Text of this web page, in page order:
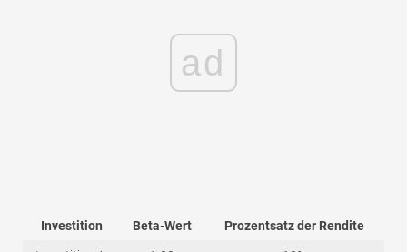
ad
Investition Beta-Wert Prozentsatz der Rendite